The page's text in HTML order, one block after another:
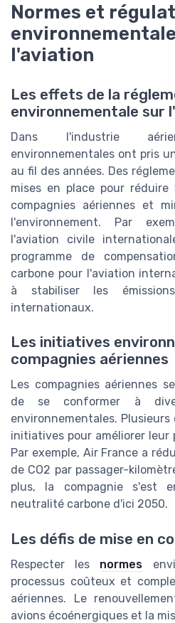
Normes et
l'aviation
Les effets de la
environnementale sur
Dans l'industrie
environnementales ont pris
au fil des années. Des
mises en place pour réduire
compagnies aériennes et
l'environnement. Par
l'aviation civile
programme de
carbone pour l'aviation
à stabiliser les
internationaux.
Les initiatives
compagnies aériennes
Les compagnies aériennes
de se conformer à
environnementales.
initiatives pour améliorer leur
Par exemple, Air France a
de CO2 par passager-
plus, la compagnie s'est
neutralité carbone d'ici 2050.
Les défis de mise en
Respecter les normes
processus coûteux et
aériennes. Le
avions écoénergiques et la